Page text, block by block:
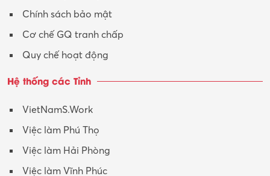
Y tế-Dược
Chính sách bảo mật
Cơ chế GQ tranh chấp
Quy chế hoạt động
Hệ thống các Tỉnh
VietNamS.Work
Việc làm Phú Thọ
Việc làm Hải Phòng
Việc làm Vĩnh Phúc